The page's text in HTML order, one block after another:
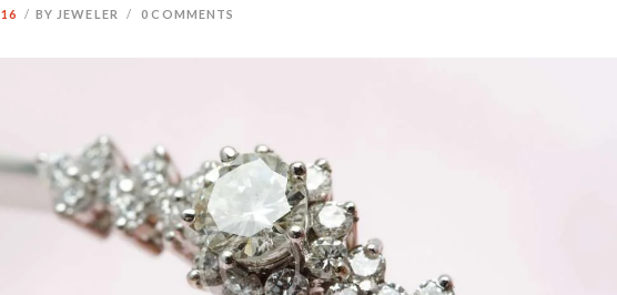
BY JEWELER 0 COMMENTS